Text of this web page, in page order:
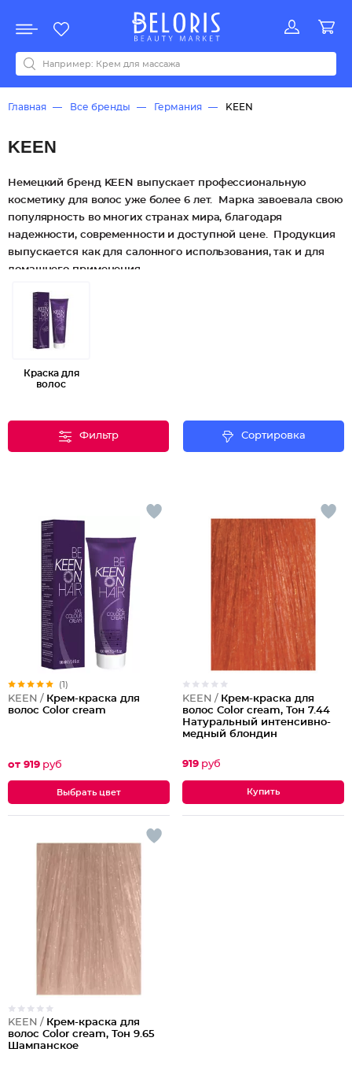
Акции
Все бренды
0-9ABCDEFGHIJKLMNOPQRSTUVWYZАБВДЗИМОКЛНПРСТУФ
Главная Все бренды Германия KEEN
KEEN
Немецкий бренд KEEN выпускает профессиональную
косметику для волос уже более 6 лет. Марка завоевала свою
популярность во многих странах мира, благодаря
надежности, современности и доступной цене. Продукция
выпускается как для салонного использования, так и для
домашнего применения.
Краска для
волос
Фильтр Сортировка
(1)
KEEN / Крем-краска для
волос Color cream
от 919 руб
Выбрать цвет
KEEN / Крем-краска для
волос Color cream, Тон 7.44
Натуральный интенсивно-
медный блондин
919 руб
KEEN / Крем-краска для
волос Color cream, Тон 9.65
Шампанское